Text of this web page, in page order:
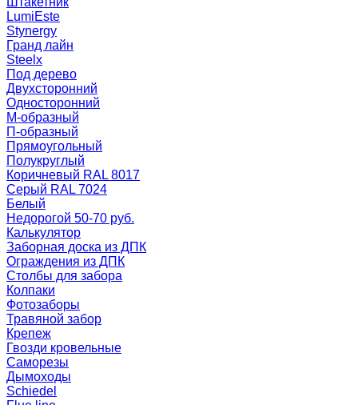
LumiEste
Stynergy
Гранд лайн
Steelx
Под дерево
Двухсторонний
Односторонний
М-образный
П-образный
Прямоугольный
Полукруглый
Коричневый RAL 8017
Серый RAL 7024
Белый
Недорогой 50-70 руб.
Калькулятор
Заборная доска из ДПК
Ограждения из ДПК
Столбы для забора
Колпаки
Фотозаборы
Травяной забор
Крепеж
Гвозди кровельные
Саморезы
Дымоходы
Schiedel